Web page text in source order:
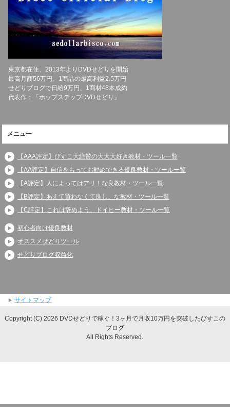
東京都在住、2013年よりDVDせどりを開始
最高月商56万円、1商品の最高利益2.5万円
せどりブログで日給9万円、1商材48本成約
代表作：『ホップステップDVDせどり』
メニュー
【AAA評定】びすこ大絶賛の大大大好き教材・ツール一覧
【AA評定】自信をもってお勧めできる優良教材・ツール一覧
【A評定】人によってはアリ！な良教材・ツール一覧
【B評定】あえて買わなくて良し、な教材・ツール一覧
【C評定】これは辞めよう、ドイヒー教材・ツール一覧
初心者向け優良教材
オススメせどりツール
せどりブログ収益化
サイトマップ
Copyright (C) 2026 DVDせどりで稼ぐ！3ヶ月で月収10万円を突破したびすこの
ブログ
All Rights Reserved.